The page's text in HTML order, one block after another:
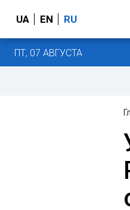
UA EN RU
ПТ, 07 АВГУСТА